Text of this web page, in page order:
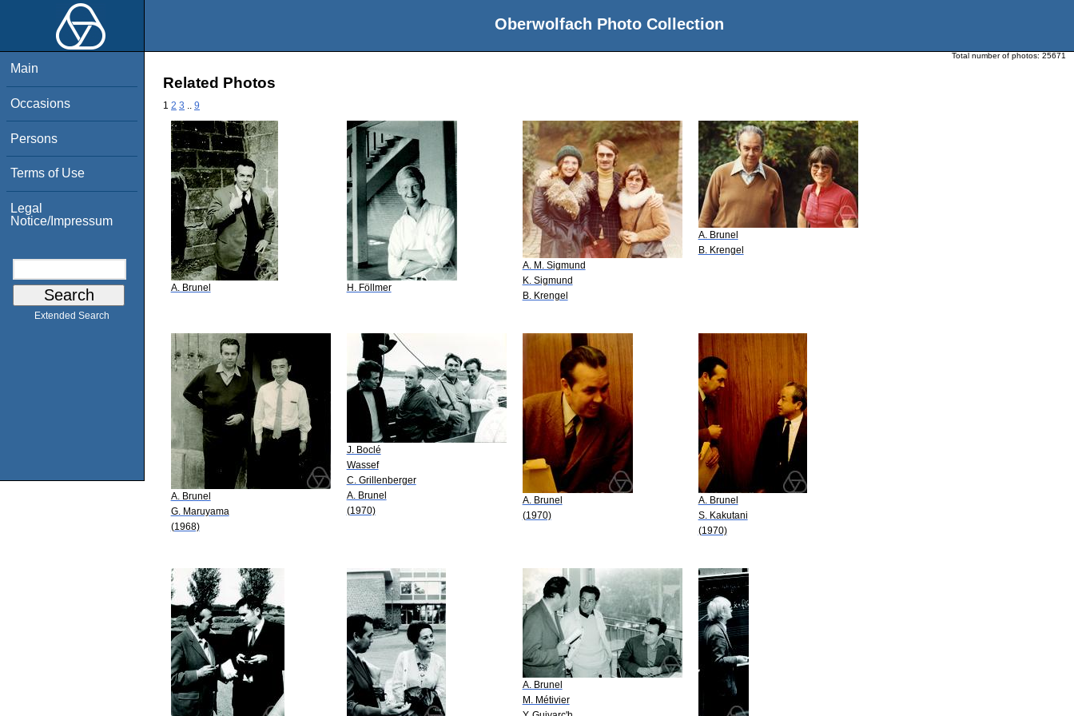
Oberwolfach Photo Collection
Main
Occasions
Persons
Terms of Use
Legal
Notice/Impressum
Extended Search
Total number of photos: 25671
Related Photos
1 2 3 9
A. Brunel H. Föllmer
A. M. Sigmund
K. Sigmund
B. Krengel
A. Brunel
B. Krengel
A. Brunel
G. Maruyama
(1968)
J. Boclé
Wassef
C. Grillenberger
A. Brunel
(1970)
A. Brunel
(1970)
A. Brunel
S. Kakutani
(1970)
A. Brunel
M. Métivier